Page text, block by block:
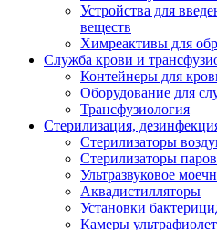
Устройства для
веществ
Химреактивы для
Служба крови и
Контейнеры для
Оборудование для
Трансфузиология
Стерилизация,
Стерилизаторы
Стерилизаторы
Ультразвуковое
Аквадистилляторы
Установки
Камеры